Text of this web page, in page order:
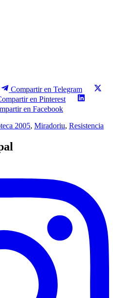
Compartir en Telegram
en Pinterest
en Facebook
2005, Miradoriu, Resistencia